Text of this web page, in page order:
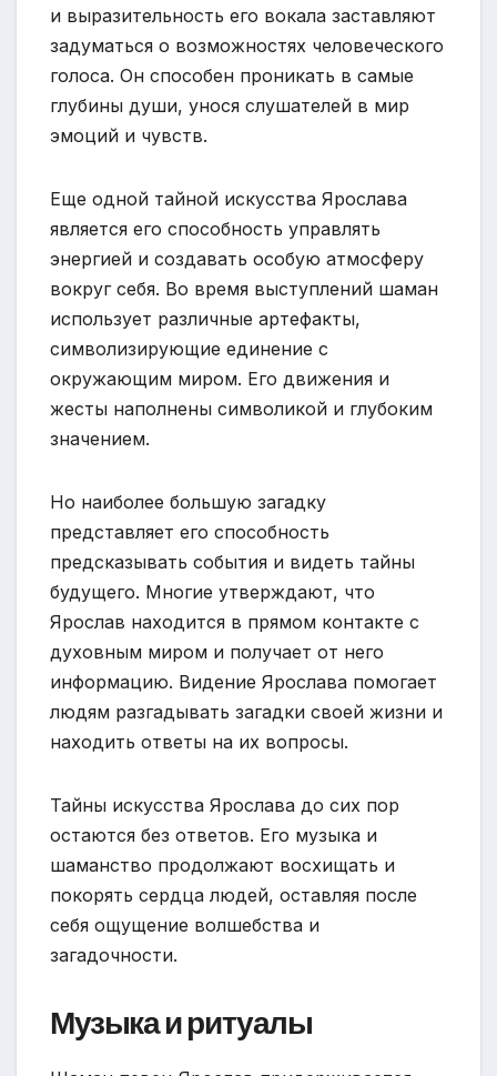
и выразительность его вокала заставляют
задуматься о возможностях человеческого
голоса. Он способен проникать в самые
глубины души, унося слушателей в мир
эмоций и чувств.
Еще одной тайной искусства Ярослава
является его способность управлять
энергией и создавать особую атмосферу
вокруг себя. Во время выступлений шаман
использует различные артефакты,
символизирующие единение с
окружающим миром. Его движения и
жесты наполнены символикой и глубоким
значением.
Но наиболее большую загадку
представляет его способность
предсказывать события и видеть тайны
будущего. Многие утверждают, что
Ярослав находится в прямом контакте с
духовным миром и получает от него
информацию. Видение Ярослава помогает
людям разгадывать загадки своей жизни и
находить ответы на их вопросы.
Тайны искусства Ярослава до сих пор
остаются без ответов. Его музыка и
шаманство продолжают восхищать и
покорять сердца людей, оставляя после
себя ощущение волшебства и
загадочности.
Музыка и ритуалы